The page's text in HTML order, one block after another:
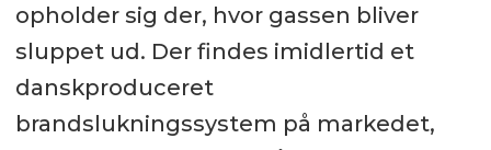
opholder sig der, hvor gassen bliver
sluppet ud. Der findes imidlertid et
danskproduceret
brandslukningssystem på markedet,